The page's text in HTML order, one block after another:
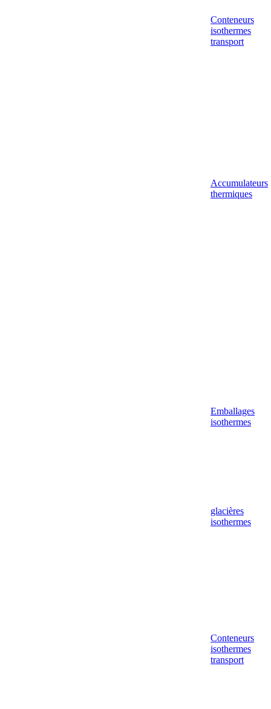
Conteneurs
isothermes
transport
Accumulateurs
thermiques
Emballages
isothermes
glacières
isothermes
Conteneurs
isothermes
transport